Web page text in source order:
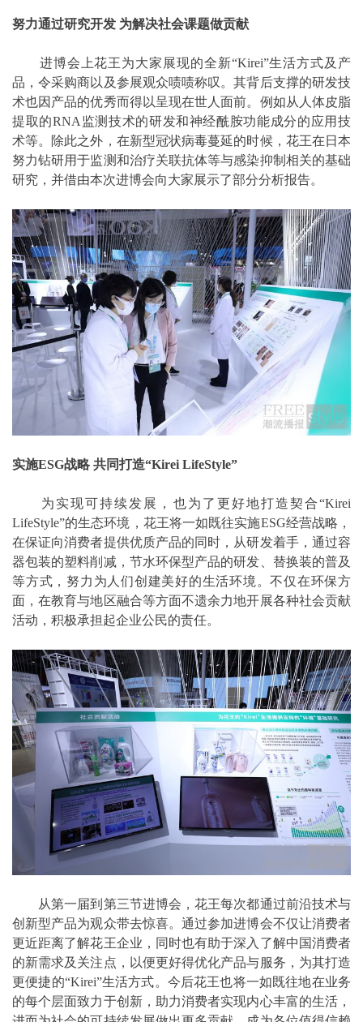
努力通过研究开发 为解决社会课题做贡献
进博会上花王为大家展现的全新“Kirei”生活方式及产
品，令采购商以及参展观众啧啧称叹。其背后支撑的研发技
术也因产品的优秀而得以呈现在世人面前。例如从人体皮脂
提取的RNA监测技术的研发和神经酰胺功能成分的应用技
术等。除此之外，在新型冠状病毒蔓延的时候，花王在日本
努力钻研用于监测和治疗关联抗体等与感染抑制相关的基础
研究，并借由本次进博会向大家展示了部分分析报告。
实施ESG战略 共同打造“Kirei LifeStyle”
为实现可持续发展，也为了更好地打造契合“Kirei
LifeStyle”的生态环境，花王将一如既往实施ESG经营战略，
在保证向消费者提供优质产品的同时，从研发着手，通过容
器包装的塑料削减，节水环保型产品的研发、替换装的普及
等方式，努力为人们创建美好的生活环境。不仅在环保方
面，在教育与地区融合等方面不遗余力地开展各种社会贡献
活动，积极承担起企业公民的责任。
从第一届到第三节进博会，花王每次都通过前沿技术与
创新型产品为观众带去惊喜。通过参加进博会不仅让消费者
更近距离了解花王企业，同时也有助于深入了解中国消费者
的新需求及关注点，以便更好得优化产品与服务，为其打造
更便捷的“Kirei”生活方式。今后花王也将一如既往地在业务
的每个层面致力于创新，助力消费者实现内心丰富的生活，